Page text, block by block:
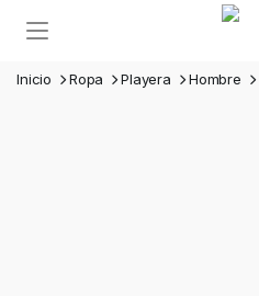
Inicio Ropa Playera Hombre